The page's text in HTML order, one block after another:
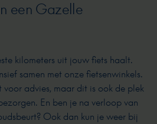
een Gazelle
kilometers uit jouw fiets haalt.
samen met onze fietsenwinkels.
advies, maar dit is ook de plek
En ben je na verloop van
Ook dan kun je weer bij